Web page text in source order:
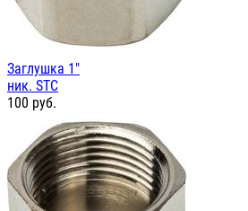
Заглушка 1"
ник. STC
100 руб.